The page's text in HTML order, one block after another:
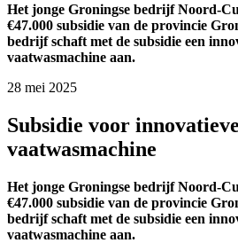
Het jonge Groningse bedrijf Noord-
€47.000 subsidie van de provincie
bedrijf schaft met de subsidie een
vaatwasmachine aan.
28 mei 2025
Subsidie voor innovatieve
vaatwasmachine
Het jonge Groningse bedrijf Noord-
€47.000 subsidie van de provincie
bedrijf schaft met de subsidie een
vaatwasmachine aan.